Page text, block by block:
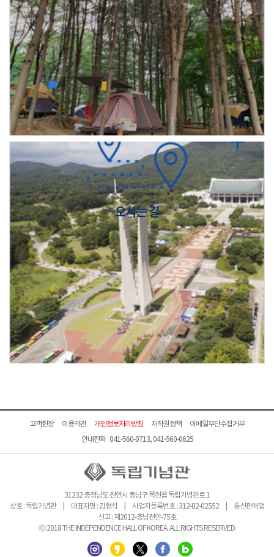
오시는 길
고객헌장 이용약관 개인정보처리방침 저작권정책
이메일무단수집거부
안내전화 041-560-0713, 041-560-0625
31232 충청남도 천안시 동남구 목천읍 독립기념관로 1
상호 : 독립기념관 | 대표자명 : 김형석 | 사업자등록번호 : 312-82-02552 | 통신판매업
신고 : 제2012-충남천안-75호
ⓒ 2018 THE INDEPENDENCE HALL OF KOREA. ALL RIGHTS RESERVED.